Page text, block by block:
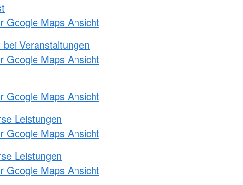
Google Maps Ansicht
Veranstaltungen
Google Maps Ansicht
Google Maps Ansicht
Leistungen
Google Maps Ansicht
Leistungen
Google Maps Ansicht